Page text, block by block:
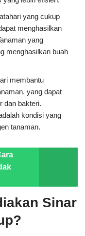
yang cukup
menghasilkan
yang
menghasilkan buah
membantu
yang dapat
dan bakteri.
kondisi yang
tanaman.
Sinar